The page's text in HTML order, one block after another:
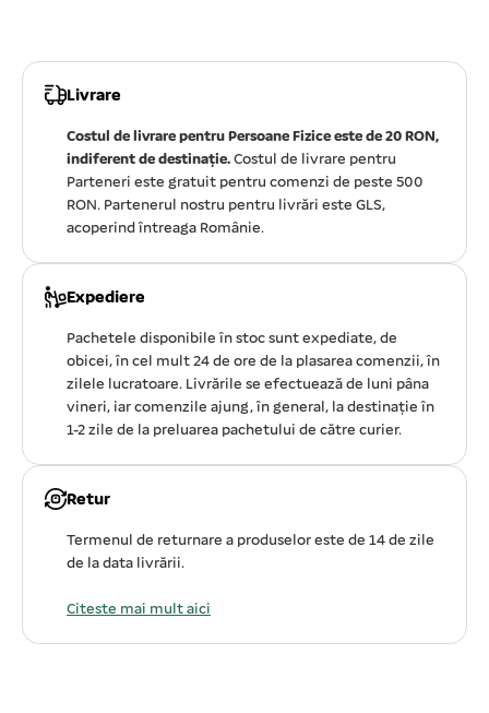
Livrare
Costul de livrare pentru Persoane Fizice este de 20 RON,
indiferent de destinație. Costul de livrare pentru
Parteneri este gratuit pentru comenzi de peste 500
RON. Partenerul nostru pentru livrări este GLS,
acoperind întreaga Românie.
Expediere
Pachetele disponibile în stoc sunt expediate, de
obicei, în cel mult 24 de ore de la plasarea comenzii, în
zilele lucratoare. Livrările se efectuează de luni pâna
vineri, iar comenzile ajung, în general, la destinație în
1-2 zile de la preluarea pachetului de către curier.
Retur
Termenul de returnare a produselor este de 14 de zile
de la data livrării.
Citeste mai mult aici